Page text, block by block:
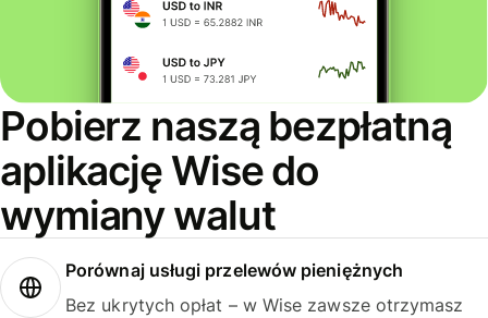
Pobierz naszą bezpłatną
aplikację Wise do
wymiany walut
Porównaj usługi przelewów pieniężnych
Bez ukrytych opłat – w Wise zawsze otrzymasz